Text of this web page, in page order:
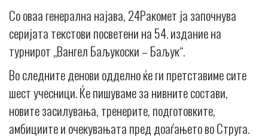
Со оваа генерална најава, 24Ракомет ја започнува
серијата текстови посветени на 54. издание на
турнирот „Вангел Баљукоски – Баљук“.
Во следните денови одделно ќе ги претставиме сите
шест учесници. Ќе пишуваме за нивните состави,
новите засилувања, тренерите, подготовките,
амбициите и очекувањата пред доаѓањето во Струга.